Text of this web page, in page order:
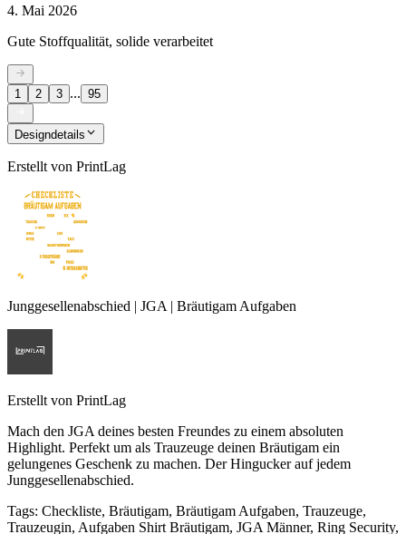
4. Mai 2026
Gute Stoffqualität, solide verarbeitet
1 2 3 ... 95
Designdetails
Erstellt von PrintLag
Junggesellenabschied | JGA | Bräutigam Aufgaben
Erstellt von PrintLag
Mach den JGA deines besten Freundes zu einem absoluten
Highlight. Perfekt um als Trauzeuge deinen Bräutigam ein
gelungenes Geschenk zu machen. Der Hingucker auf jedem
Junggesellenabschied.
Tags: Checkliste, Bräutigam, Bräutigam Aufgaben, Trauzeuge,
Trauzeugin, Aufgaben Shirt Bräutigam, JGA Männer, Ring Security,